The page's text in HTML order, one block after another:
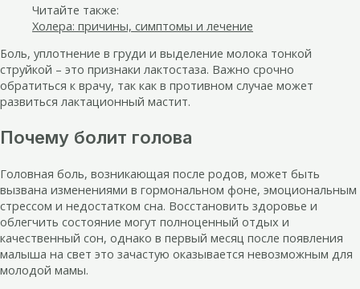
Читайте также:
Холера: причины, симптомы и лечение
Боль, уплотнение в груди и выделение молока тонкой
струйкой – это признаки лактостаза. Важно срочно
обратиться к врачу, так как в противном случае может
развиться лактационный мастит.
Почему болит голова
Головная боль, возникающая после родов, может быть
вызвана изменениями в гормональном фоне, эмоциональным
стрессом и недостатком сна. Восстановить здоровье и
облегчить состояние могут полноценный отдых и
качественный сон, однако в первый месяц после появления
малыша на свет это зачастую оказывается невозможным для
молодой мамы.